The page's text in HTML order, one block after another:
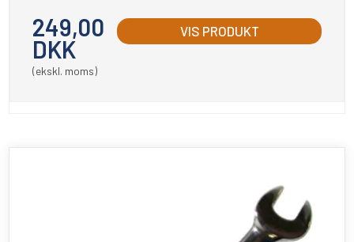
249,00
DKK
(ekskl. moms)
VIS PRODUKT